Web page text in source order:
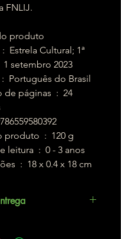
FNLIJ.
produto
1 setembro 2023
Idioma ‏ : ‎ Português do Brasil
páginas ‏ : ‎ 24
Peso do produto ‏ : ‎ 120 g
Idade de leitura ‏ : ‎ 0 - 3 anos
Dimensões ‏ : ‎ 18 x 0.4 x 18 cm